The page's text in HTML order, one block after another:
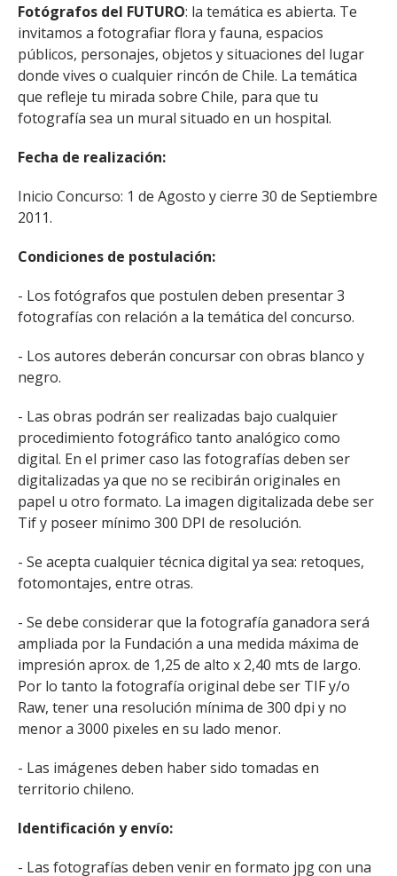
Fotógrafos del FUTURO: la temática es abierta. Te
invitamos a fotografiar flora y fauna, espacios
públicos, personajes, objetos y situaciones del lugar
donde vives o cualquier rincón de Chile. La temática
que refleje tu mirada sobre Chile, para que tu
fotografía sea un mural situado en un hospital.
Fecha de realización:
Inicio Concurso: 1 de Agosto y cierre 30 de Septiembre
2011.
Condiciones de postulación:
- Los fotógrafos que postulen deben presentar 3
fotografías con relación a la temática del concurso.
- Los autores deberán concursar con obras blanco y
negro.
- Las obras podrán ser realizadas bajo cualquier
procedimiento fotográfico tanto analógico como
digital. En el primer caso las fotografías deben ser
digitalizadas ya que no se recibirán originales en
papel u otro formato. La imagen digitalizada debe ser
Tif y poseer mínimo 300 DPI de resolución.
- Se acepta cualquier técnica digital ya sea: retoques,
fotomontajes, entre otras.
- Se debe considerar que la fotografía ganadora será
ampliada por la Fundación a una medida máxima de
impresión aprox. de 1,25 de alto x 2,40 mts de largo.
Por lo tanto la fotografía original debe ser TIF y/o
Raw, tener una resolución mínima de 300 dpi y no
menor a 3000 pixeles en su lado menor.
- Las imágenes deben haber sido tomadas en
territorio chileno.
Identificación y envío:
- Las fotografías deben venir en formato jpg con una